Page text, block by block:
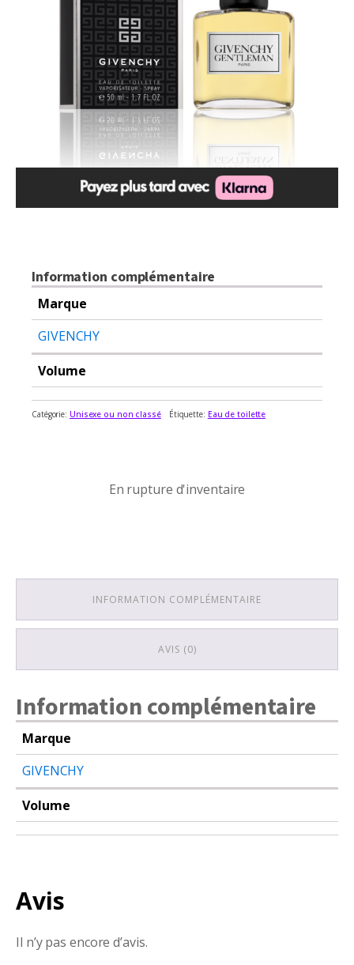
Information complémentaire
Marque
GIVENCHY
Volume
Catégorie: Unisexe ou non classé Étiquette: Eau de toilette
En rupture d'inventaire
INFORMATION COMPLÉMENTAIRE
AVIS (0)
Information complémentaire
Marque
GIVENCHY
Volume
Avis
Il n’y pas encore d’avis.